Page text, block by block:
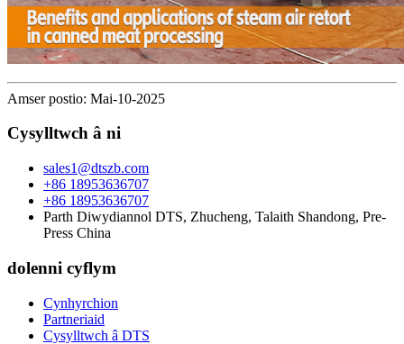
Amser postio: Mai-10-2025
Cysylltwch â ni
sales1@dtszb.com
+86 18953636707
+86 18953636707
Parth Diwydiannol DTS, Zhucheng, Talaith Shandong, Pre-
Press China
dolenni cyflym
Cynhyrchion
Partneriaid
Cysylltwch â DTS